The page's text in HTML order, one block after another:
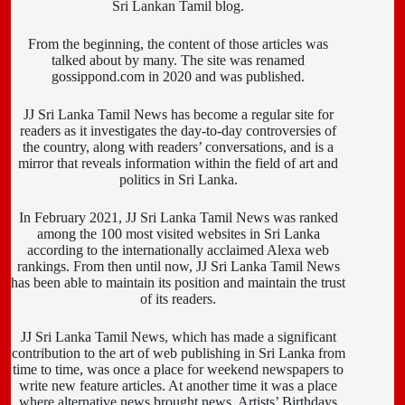
Sri Lankan Tamil blog.
From the beginning, the content of those articles was
talked about by many. The site was renamed
gossippond.com in 2020 and was published.
JJ Sri Lanka Tamil News has become a regular site for
readers as it investigates the day-to-day controversies of
the country, along with readers’ conversations, and is a
mirror that reveals information within the field of art and
politics in Sri Lanka.
In February 2021, JJ Sri Lanka Tamil News was ranked
among the 100 most visited websites in Sri Lanka
according to the internationally acclaimed Alexa web
rankings. From then until now, JJ Sri Lanka Tamil News
has been able to maintain its position and maintain the trust
of its readers.
JJ Sri Lanka Tamil News, which has made a significant
contribution to the art of web publishing in Sri Lanka from
time to time, was once a place for weekend newspapers to
write new feature articles. At another time it was a place
where alternative news brought news. Artists’ Birthdays